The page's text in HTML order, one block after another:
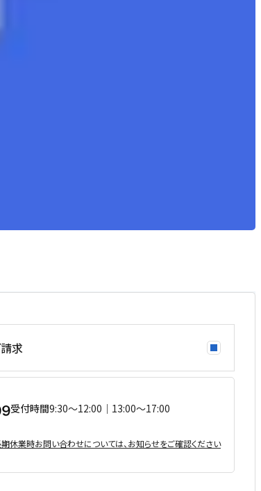
求
受付時間9:30〜12:00｜13:00〜17:00
休業時お問い合わせについては、お知らせをご確認ください